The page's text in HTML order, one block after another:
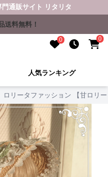
通販サイト リタリタ
送料無料！
0 0
人気ランキング
ロリータファッション 【甘ロリ